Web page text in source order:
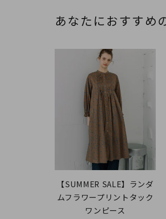
あなたにおすすめ
【SUMMER SALE】ランダ
ムフラワープリントタック
ワンピース